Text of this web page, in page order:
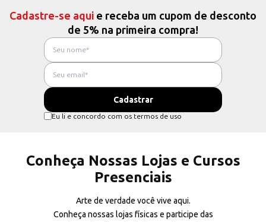
Cadastre-se aqui e receba um cupom de desconto
de 5% na primeira compra!
Eu li e concordo com os termos de uso
Conheça Nossas Lojas e Cursos
Presenciais
Arte de verdade você vive aqui.
Conheça nossas lojas físicas e participe das